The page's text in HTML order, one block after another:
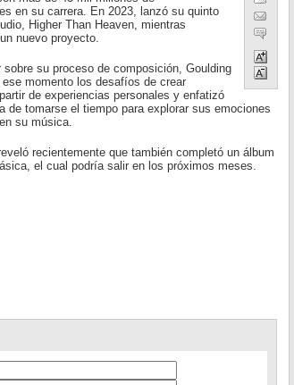
en su carrera. En 2023, lanzó su quinto
Higher Than Heaven, mientras
nuevo proyecto.
sobre su proceso de composición, Goulding
momento los desafíos de crear
de experiencias personales y enfatizó
de tomarse el tiempo para explorar sus emociones
su música.
recientemente que también completó un álbum
el cual podría salir en los próximos meses.